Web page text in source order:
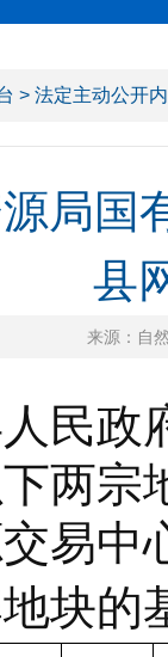
> 法定主动公开
局国
县
来源：自
政府
两宗
易中
的